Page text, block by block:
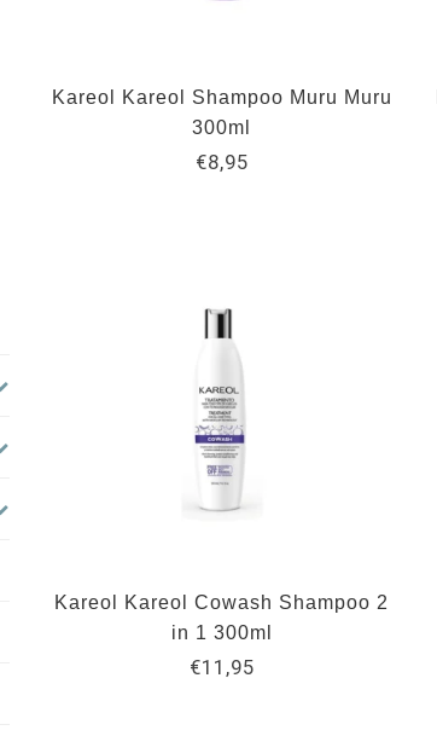
Kareol Kareol Shampoo Muru Muru
300ml
€8,95
Kareol Kareol Cowash Shampoo 2
in 1 300ml
€11,95